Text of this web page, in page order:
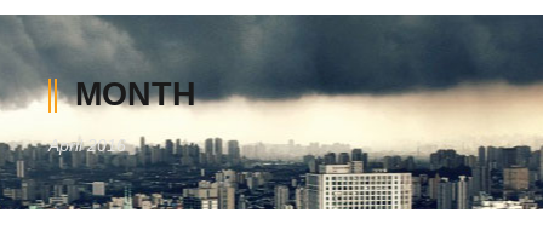
MONTH
April 2016